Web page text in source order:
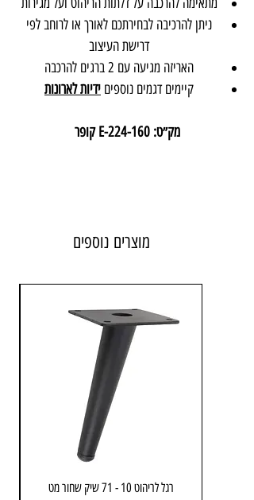
ניתן להרכיבה לבחירתכם לאורך או לרוחב לפי
דרישת העיצוב
האריזה מגיעה עם 2 ברגים להרכבה
קיימים דגמים נוספים ידיות לארונות
מק״ט: E-224-160 קופר
מוצרים נוספים
רגל לריהוט 10 - 71 שיק שחור מט